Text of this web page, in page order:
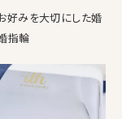
好みを大切にした婚
指輪